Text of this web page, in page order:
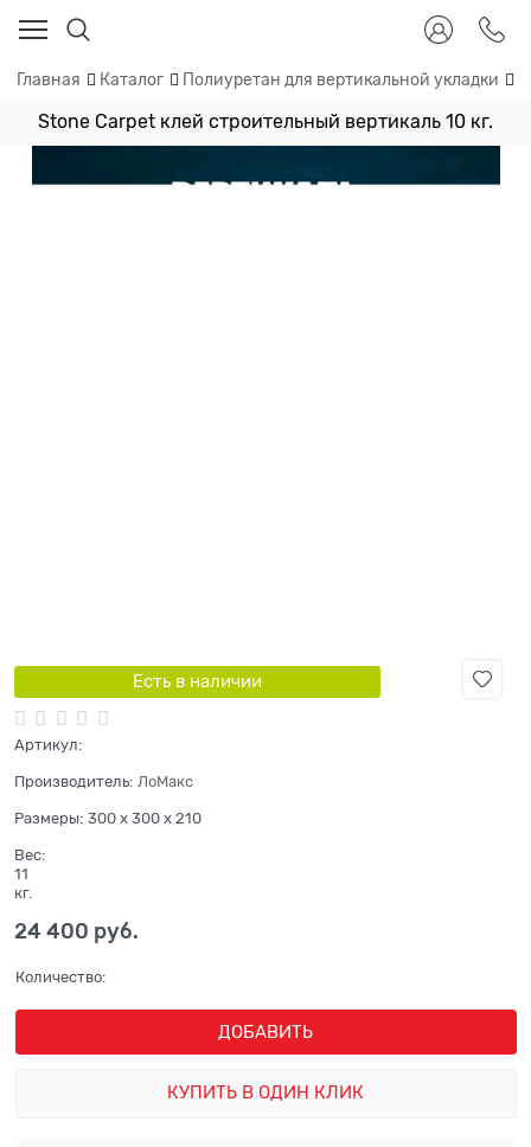
Главная Каталог Полиуретан для вертикальной укладки
Stone Carpet клей строительный вертикаль 10 кг.
Есть в наличии
Артикул:
Производитель: ЛоМакс
Размеры: 300 x 300 x 210
Вес:
11
кг.
24 400 руб.
Количество:
ДОБАВИТЬ
КУПИТЬ В ОДИН КЛИК